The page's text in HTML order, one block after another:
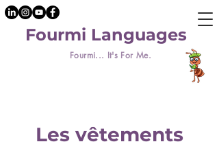
Fourmi... It's For Me.
Fourmi Languages
Les vêtements